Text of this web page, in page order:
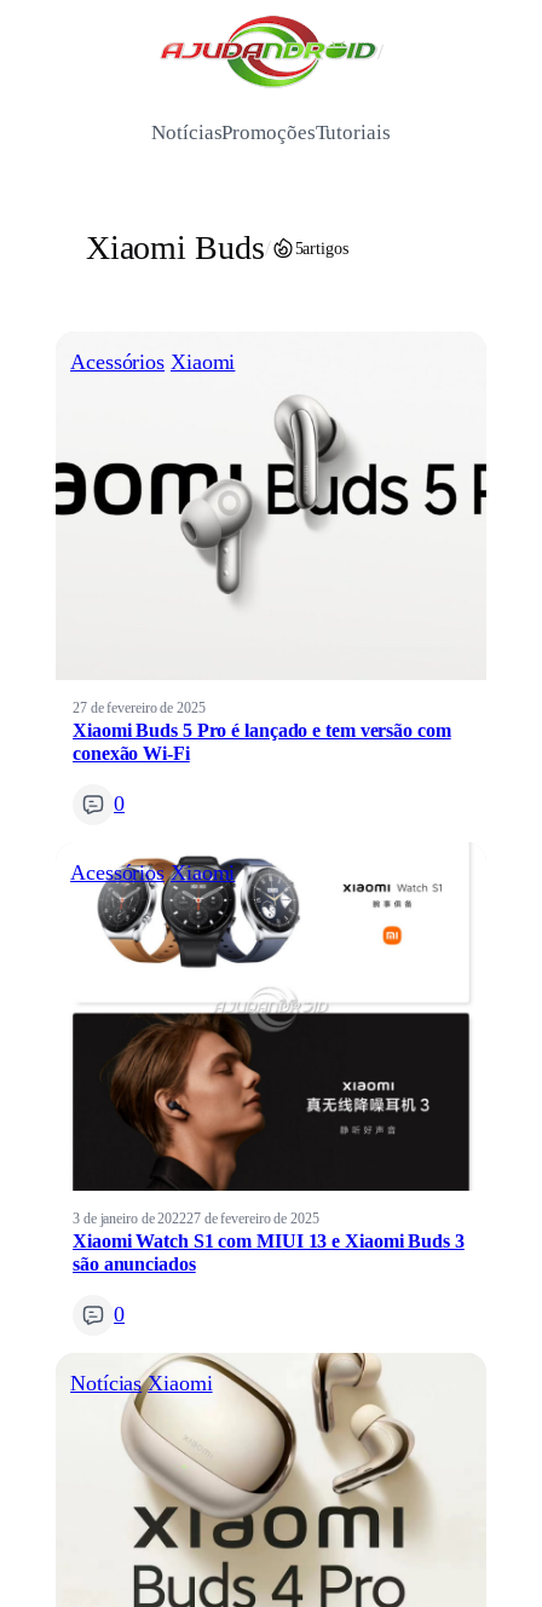
/
NotíciasPromoçõesTutoriais
Xiaomi Buds/ 5artigos
Acessórios Xiaomi
27 de fevereiro de 2025
Xiaomi Buds 5 Pro é lançado e tem versão com
conexão Wi-Fi
0
Acessórios Xiaomi
3 de janeiro de 202227 de fevereiro de 2025
Xiaomi Watch S1 com MIUI 13 e Xiaomi Buds 3
são anunciados
0
Notícias Xiaomi